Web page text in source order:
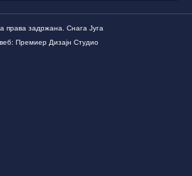
права задржана. Снага Југа
Премиер Дизајн Студио